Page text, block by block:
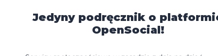
Jedyny podręcznik o
OpenSocial!